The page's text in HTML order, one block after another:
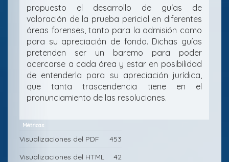
propuesto el desarrollo de guías de
valoración de la prueba pericial en diferentes
áreas forenses, tanto para la admisión como
para su apreciación de fondo. Dichas guías
pretenden ser un baremo para poder
acercarse a cada área y estar en posibilidad
de entenderla para su apreciación jurídica,
que tanta trascendencia tiene en el
pronunciamiento de las resoluciones.
Métricas
Visualizaciones del PDF
453
Visualizaciones del HTML
42